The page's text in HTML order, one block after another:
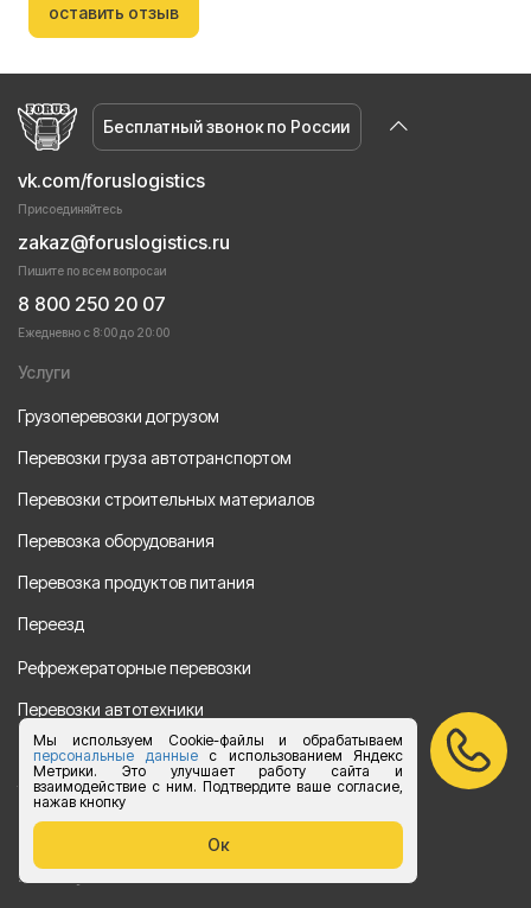
Мы используем Cookie-файлы и обрабатываем
персональные данныес использованием Яндекс
Метрики. Это улучшает работу сайта и
взаимодействие с ним. Подтвердите ваше согласие,
нажав кнопку
Ок
оставить отзыв
Бесплатный звонок по России
vk.com/foruslogistics
Присоединяйтесь
zakaz@foruslogistics.ru
Пишите по всем вопросаи
8 800 250 20 07
Ежедневно с 8:00 до 20:00
Услуги
Грузоперевозки догрузом
Перевозки груза автотранспортом
Перевозки строительных материалов
Перевозка оборудования
Перевозка продуктов питания
Переезд
Рефрежераторные перевозки
Перевозки автотехники
Перевозка алкогольной продукции
Упаковка груза
Наши направления
Клиенту